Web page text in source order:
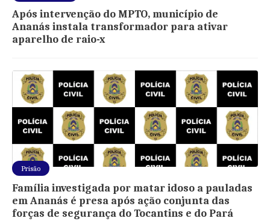
Após intervenção do MPTO, município de
Ananás instala transformador para ativar
aparelho de raio-x
Prisão
Família investigada por matar idoso a pauladas
em Ananás é presa após ação conjunta das
forças de segurança do Tocantins e do Pará